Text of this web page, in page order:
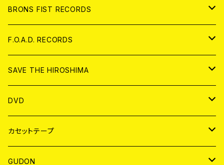
アパレル
ANALOG
BRONS FIST RECORDS
CD
ANALOG
F.O.A.D. RECORDS
CD
ANALOG
SAVE THE HIROSHIMA
アパレル
BADGE
DVD
JAPAN
WORLD
カセットテープ
JAPAN
GUDON